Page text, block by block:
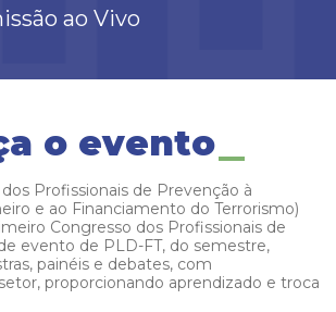
ao Vivo
o evento
Profissionais de Prevenção à
e ao Financiamento do Terrorismo)
Congresso dos Profissionais de
evento de PLD-FT, do semestre,
painéis e debates, com
proporcionando aprendizado e troca